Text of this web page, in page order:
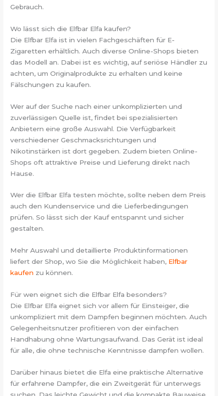
Gebrauch.
Wo lässt sich die Elfbar Elfa kaufen?
Die Elfbar Elfa ist in vielen Fachgeschäften für E-
Zigaretten erhältlich. Auch diverse Online-Shops bieten
das Modell an. Dabei ist es wichtig, auf seriöse Händler zu
achten, um Originalprodukte zu erhalten und keine
Fälschungen zu kaufen.
Wer auf der Suche nach einer unkomplizierten und
zuverlässigen Quelle ist, findet bei spezialisierten
Anbietern eine große Auswahl. Die Verfügbarkeit
verschiedener Geschmacksrichtungen und
Nikotinstärken ist dort gegeben. Zudem bieten Online-
Shops oft attraktive Preise und Lieferung direkt nach
Hause.
Wer die Elfbar Elfa testen möchte, sollte neben dem Preis
auch den Kundenservice und die Lieferbedingungen
prüfen. So lässt sich der Kauf entspannt und sicher
gestalten.
Mehr Auswahl und detaillierte Produktinformationen
liefert der Shop, wo Sie die Möglichkeit haben, Elfbar
kaufen zu können.
Für wen eignet sich die Elfbar Elfa besonders?
Die Elfbar Elfa eignet sich vor allem für Einsteiger, die
unkompliziert mit dem Dampfen beginnen möchten. Auch
Gelegenheitsnutzer profitieren von der einfachen
Handhabung ohne Wartungsaufwand. Das Gerät ist ideal
für alle, die ohne technische Kenntnisse dampfen wollen.
Darüber hinaus bietet die Elfa eine praktische Alternative
für erfahrene Dampfer, die ein Zweitgerät für unterwegs